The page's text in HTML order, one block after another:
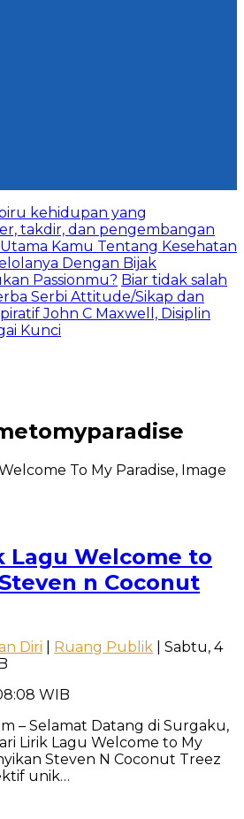
kehidupan yang
takdir, dan pengembangan
Kamu Tentang Kesehatan
Dengan Bijak
Passionmu? Biar tidak salah
Serbi Attitude/Sikap dan
John C Maxwell, Disiplin
Kunci
Lagu Welcome to
n Coconut
Diri Ruang Publik | Sabtu, 4
WIB
– Selamat Datang di Surgaku,
Lirik Lagu Welcome to My
Steven N Coconut Treez
unik…